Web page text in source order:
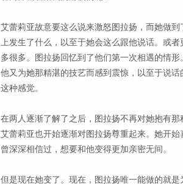
艾蕾莉亚故意要这么说来激怒图拉扬，而她做
上发生了什么，以至于她会这么跟他说话。或
多很多。图拉扬回忆到了他们第一次相遇的情
他又为她那精湛的技艺而感到震惊，以至于说
这种感觉。
在两人逐渐了解了之后，图拉扬不再对她抱有
艾蕾莉亚也开始逐渐对图拉扬尊重起来。她开
曾深深相信过，想要和他变得更加亲密无间。
但是现在她变了。现在，图拉扬唯一能做的就